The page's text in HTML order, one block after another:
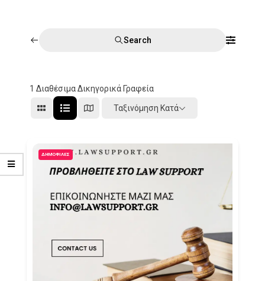
Search
1 Διαθέσιμα Δικηγορικά Γραφεία
Ταξινόμηση Κατά
ΔΗΜΟΦΙΛΈΣ